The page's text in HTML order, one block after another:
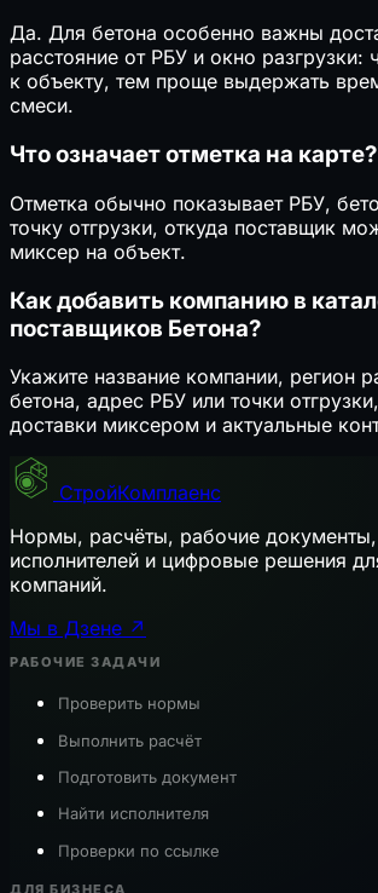
Да. Для бетона особенно важны
расстояние от РБУ и окно разгрузки:
к объекту, тем проще выдержать
смеси.
Что означает отметка на карте?
Отметка обычно показывает РБУ,
точку отгрузки, откуда поставщик
миксер на объект.
Как добавить компанию в
поставщиков Бетона?
Укажите название компании, регион
бетона, адрес РБУ или точки
доставки миксером и актуальные
СтройКомплаенс
Нормы, расчёты, рабочие
исполнителей и цифровые решения
компаний.
Мы в Дзене ↗
РАБОЧИЕ ЗАДАЧИ
Проверить нормы
Выполнить расчёт
Подготовить документ
Найти исполнителя
Проверки по ссылке
ДЛЯ БИЗНЕСА